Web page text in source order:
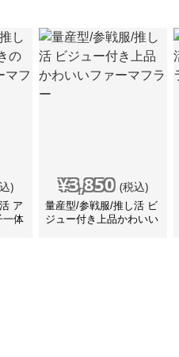
)
ア
一体
¥3,850 (税込)
量産型/参戦服/推し活 ビ
ジュー付き上品かわいい